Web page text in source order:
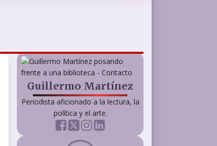
Guillermo Martínez
Periodista aficionado a la lectura, la
política y el arte.